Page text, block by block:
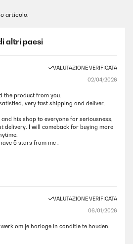
articolo.
altri paesi
VALUTAZIONE VERIFICATA
02/04/2026
the product from you.
very fast shipping and deliver,
and his shop to everyone for seriousness,
delivery. I will comeback for buying more
5 stars from me .
VALUTAZIONE VERIFICATA
06/01/2026
om je horloge in conditie te houden.